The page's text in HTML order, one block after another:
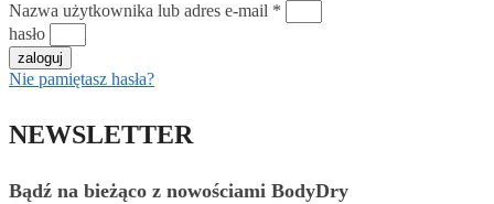
Nazwa użytkownika lub adres e-mail *
hasło
zaloguj
Nie pamiętasz hasła?
NEWSLETTER
Bądź na bieżąco z nowościami BodyDry